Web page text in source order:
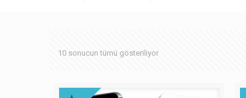
10 sonucun tümü gösteriliyor